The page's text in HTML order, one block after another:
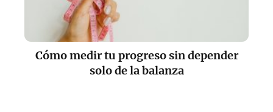
Cómo medir tu progreso sin depender
solo de la balanza